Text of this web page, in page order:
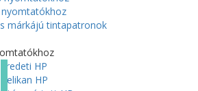
nyomtatókhoz
márkájú tintapatronok
Eredeti HP
Pelikan HP